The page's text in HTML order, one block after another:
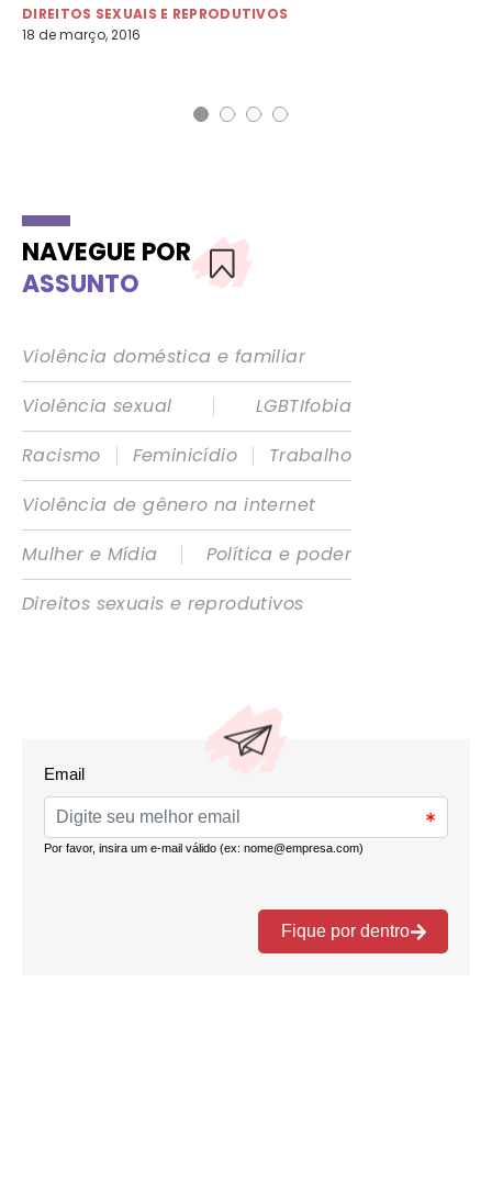
DIREITOS SEXUAIS E REPRODUTIVOS
18 de março, 2016
NAVEGUE POR
ASSUNTO
Violência doméstica e familiar
Violência sexual
|
LGBTIfobia
Racismo
| Feminicídio |
Trabalho
Violência de gênero na internet
Mulher e Mídia
|
Política e poder
Direitos sexuais e reprodutivos